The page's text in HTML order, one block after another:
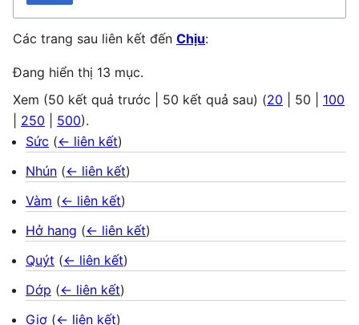
Các trang sau liên kết đến Chịu:
Đang hiển thị 13 mục.
Xem (50 kết quả trước 50 kết quả sau) (20 50
100
250 500).
Sức (← liên kết)
Nhún (← liên kết)
Vàm (← liên kết)
Hở hang (← liên kết)
Quýt (← liên kết)
Dớp (← liên kết)
Giơ (← liên kết)